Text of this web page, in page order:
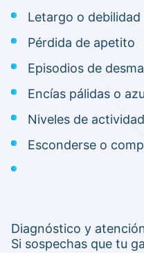
Letargo o debilidad
Pérdida de apetito
Episodios de
Encías pálidas o
Niveles de
Esconderse o
Diagnóstico y
Si sospechas que tu